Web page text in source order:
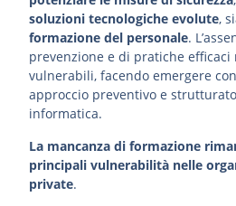
soluzioni tecnologiche evolute,
formazione del personale.
prevenzione e di pratiche efficaci
vulnerabili, facendo emergere
approccio preventivo e
informatica.
La mancanza di formazione
principali vulnerabilità nelle
private.